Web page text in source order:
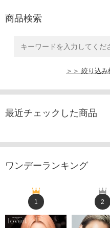
商品検索
＞＞ 絞り込
最近チェックした商品
ワンデーランキング
1 2